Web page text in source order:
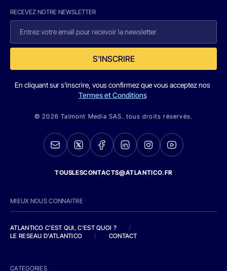
RECEVEZ NOTRE NEWSLETTER
S'INSCRIRE
En cliquant sur s'inscrire, vous confirmez que vous acceptez nos
Termes et Conditions
© 2026 Talmont Media SAS. tous droits réservés.
TOUSLESCONTACTS@ATLANTICO.FR
MIEUX NOUS CONNAITRE
ATLANTICO C'EST QUI, C'EST QUOI ?
/
LE RESEAU D'ATLANTICO
/ CONTACT
CATEGORIES